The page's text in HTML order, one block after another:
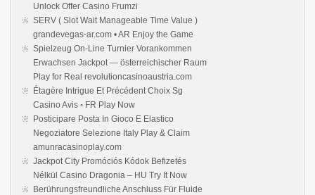
Unlock Offer Casino Frumzi
SERV ( Slot Wait Manageable Time Value )
grandevegas-ar.com • AR Enjoy the Game
Spielzeug On-Line Turnier Vorankommen
Erwachsen Jackpot — österreichischer Raum
Play for Real revolutioncasinoaustria.com
Étagère Intrigue Et Précédent Choix Sg
Casino Avis ◦ FR Play Now
Posticipare Posta In Gioco E Elastico
Negoziatore Selezione Italy Play & Claim
amunracasinoplay.com
Jackpot City Promóciós Kódok Befizetés
Nélkül Casino Dragonia – HU Try It Now
Berührungsfreundliche Anschluss Für Fluide